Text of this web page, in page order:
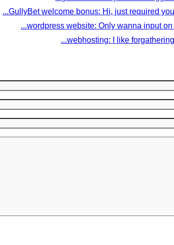
GullyBet welcome bonus: Hi, just required
wordpress website: Only wanna input on
webhosting: I like